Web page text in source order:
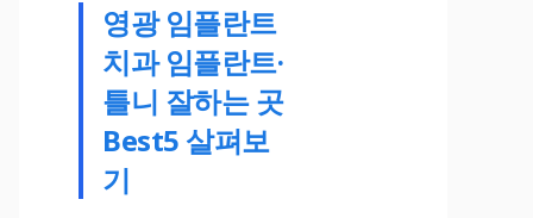
영광 임플란트
치과 임플란트·
틀니 잘하는 곳
Best5 살펴보
기